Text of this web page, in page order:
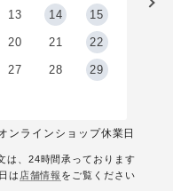
13 14 15
20 21 22
27 28 29
ンラインショップ休業日
は、24時間承っております
は 店舗情報 をご覧ください